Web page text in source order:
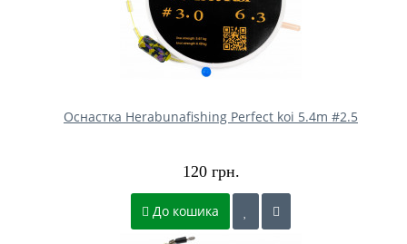
Оснастка Herabunafishing Perfect koі 5.4m #2.5
120 грн.
До кошика